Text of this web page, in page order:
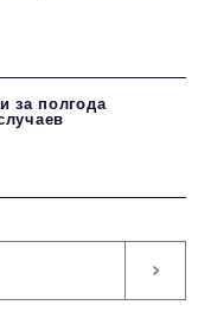
за полгода